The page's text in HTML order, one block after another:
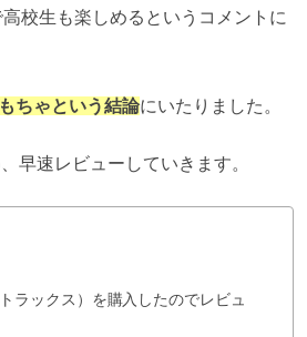
校生も楽しめるというコメントに
ちゃという結論にいたりました。
早速レビューしていきます。
ラックス）を購入したのでレビュ